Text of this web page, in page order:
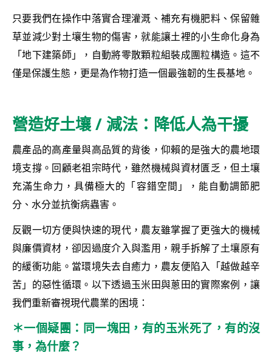
只要我們在操作中落實合理灌溉、補充有機肥料、保留雜
草並減少對土壤生物的傷害，就能讓土裡的小生命化身為
「地下建築師」，自動將零散顆粒組裝成團粒構造。這不
僅是保護生態，更是為作物打造一個最強韌的生長基地。
營造好土壤 / 減法：降低人為干擾
農產品的高產量與高品質的背後，仰賴的是強大的農地環
境支撐。回顧老祖宗時代，雖然機械與資材匱乏，但土壤
充滿生命力，具備極大的「容錯空間」，能自動調節肥
分、水分並抗衡病蟲害。
反觀一切方便與快速的現代，農友雖掌握了更強大的機械
與廉價資材，卻因過度介入與濫用，親手拆解了土壤原有
的緩衝功能。當環境失去自癒力，農友便陷入「越做越辛
苦」的惡性循環。以下透過玉米田與蔥田的實際案例，讓
我們重新審視現代農業的困境：
＊一個疑團：同一塊田，有的玉米死了，有的沒
事，為什麼？